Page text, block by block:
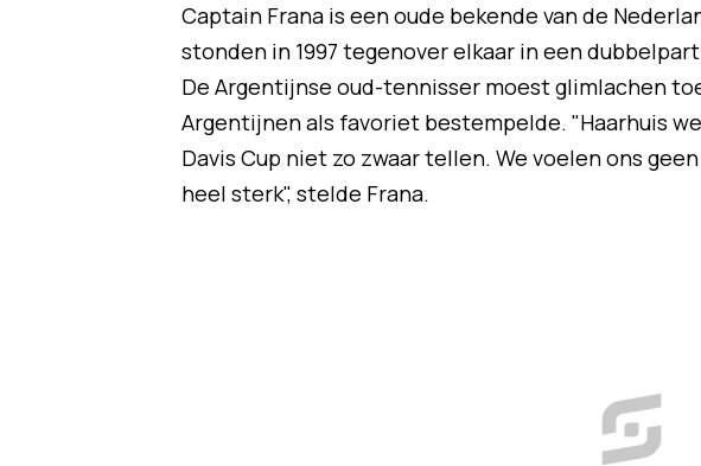
Captain Frana is een oude bekende van de
stonden in 1997 tegenover elkaar in een
De Argentijnse oud-tennisser moest glimlachen
Argentijnen als favoriet bestempelde. "Haarhuis
Davis Cup niet zo zwaar tellen. We voelen ons
heel sterk", stelde Frana.